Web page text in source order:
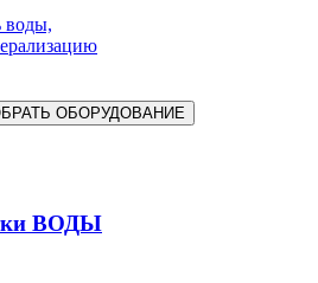
воды,
ОБОРУДОВАНИЕ
ВОДЫ